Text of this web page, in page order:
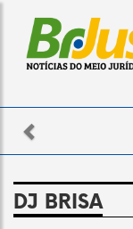
Previous
DJ BRISA